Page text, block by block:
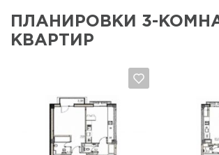
ПЛАНИРОВКИ 3-
КВАРТИР